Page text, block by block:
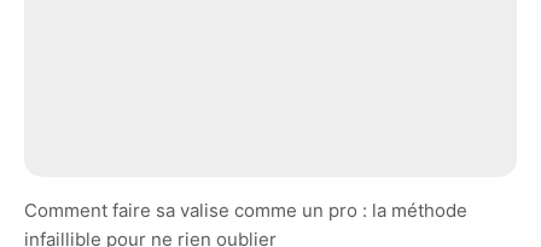
Comment faire sa valise comme un pro : la méthode
infaillible pour ne rien oublier